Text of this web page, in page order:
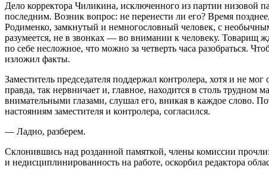
Дело корректора Чиликина, исключенного из партии низовой
последним. Возник вопрос: не перенести ли его? Время
Родименко, замкнутый и немногословный человек, с
разумеется, не в звонках — во внимании к человеку. Товарищ
по себе несложное, что можно за четверть часа разобраться.
изложил факты.
Заместитель председателя поддержал контролера, хотя и не
правда, так нервничает и, главное, находится в столь
внимательными глазами, слушал его, вникая в каждое слово.
настояниям заместителя и контролера, согласился.
— Ладно, разберем.
Склонившись над розданной памяткой, члены комиссии
и недисциплинированность на работе, оскорбил редактора